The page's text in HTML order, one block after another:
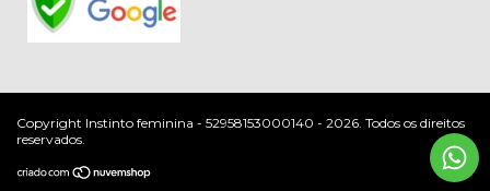
Copyright Instinto feminina - 52958153000140 - 2026. Todos os direitos
reservados.